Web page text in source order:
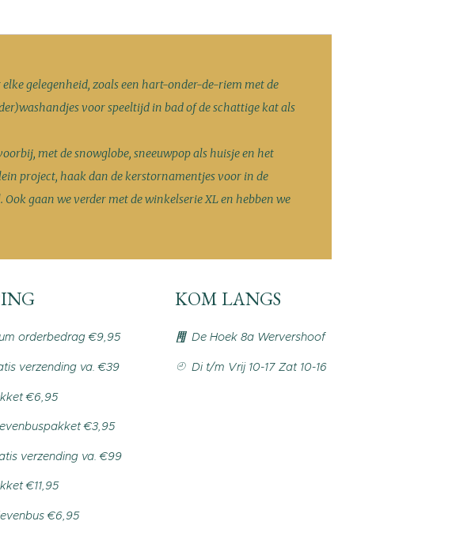
gelegenheid, zoals een hart-onder-de-riem met de
voor speeltijd in bad of de schattige kat als
met de snowglobe, sneeuwpop als huisje en het
project, haak dan de kerstornamentjes voor in de
gaan we verder met de winkelserie XL en hebben we
orderbedrag €9,95
verzending va. €39
€6,95
€3,95
verzending va. €99
€11,95
€6,95
KOM LANGS
De Hoek 8a Wervershoof
Di t/m Vrij 10-17 Zat 10-16